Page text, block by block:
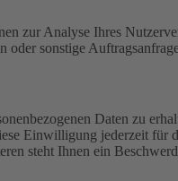
zur Analyse Ihres
oder sonstige
Daten zu
Einwilligung jederzeit
steht Ihnen ein